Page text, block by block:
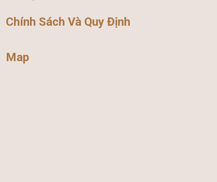
Chính Sách Và Quy Định
Map